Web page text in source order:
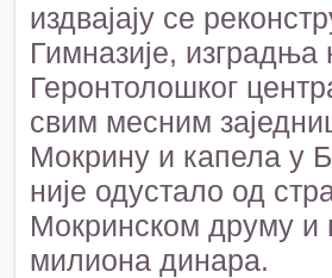
издвајају се
Гимназије,
Геронтолошког
свим месним
Мокрину и капела у
није одустало од
Мокринском друму и
милиона динара.